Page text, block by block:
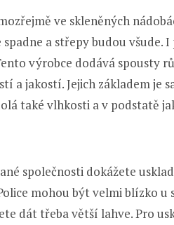
ve skleněných
a střepy budou všude.
výrobce dodává spousty
a jakostí. Jejich základem je
také vlhkosti a v podstatě
společnosti dokážete
mohou být velmi blízko u
dát třeba větší lahve. Pro